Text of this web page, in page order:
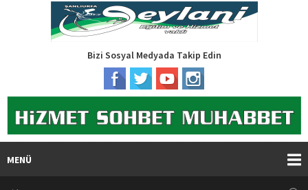
Bizi Sosyal Medyada Takip Edin
MENÜ